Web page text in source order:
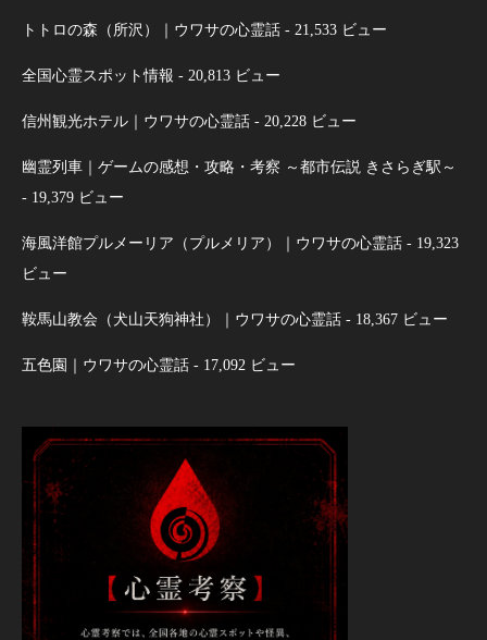
トトロの森（所沢）｜ウワサの心霊話 - 21,533 ビュー
全国心霊スポット情報 - 20,813 ビュー
信州観光ホテル｜ウワサの心霊話 - 20,228 ビュー
幽霊列車｜ゲームの感想・攻略・考察 ～都市伝説 きさらぎ駅～
- 19,379 ビュー
海風洋館プルメーリア（プルメリア）｜ウワサの心霊話 - 19,323
ビュー
鞍馬山教会（犬山天狗神社）｜ウワサの心霊話 - 18,367 ビュー
五色園｜ウワサの心霊話 - 17,092 ビュー